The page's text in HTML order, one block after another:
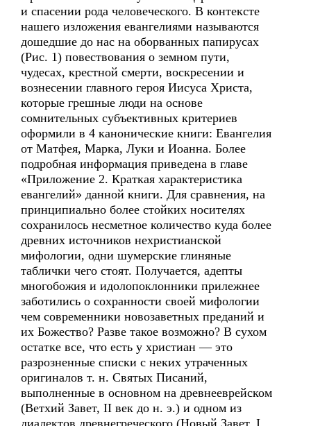
и спасении рода человеческого. В контексте
нашего изложения евангелиями называются
дошедшие до нас на оборванных папирусах
(Рис. 1) повествования о земном пути,
чудесах, крестной смерти, воскресении и
вознесении главного героя Иисуса Христа,
которые грешные люди на основе
сомнительных субъективных критериев
оформили в 4 канонические книги: Евангелия
от Матфея, Марка, Луки и Иоанна. Более
подробная информация приведена в главе
«Приложение 2. Краткая характеристика
евангелий» данной книги. Для сравнения, на
принципиально более стойких носителях
сохранилось несметное количество куда более
древних источников нехристианской
мифологии, одни шумерские глиняные
таблички чего стоят. Получается, адепты
многобожия и идолопоклонники прилежнее
заботились о сохранности своей мифологии
чем современники новозаветных преданий и
их Божество? Разве такое возможно? В сухом
остатке все, что есть у христиан — это
разрозненные списки с неких утраченных
оригиналов т. н. Святых Писаний,
выполненные в основном на древнееврейском
(Ветхий Завет, II век до н. э.) и одном из
диалектов древнегреческого (Новый Завет, I